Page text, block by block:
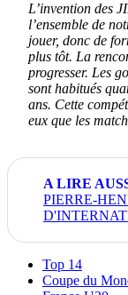
L’invention des
l’ensemble de
jouer, donc de
plus tôt. La
progresser. Les
sont habitués
ans. Cette
eux que les
PIERRE-
Top 14
Coupe du